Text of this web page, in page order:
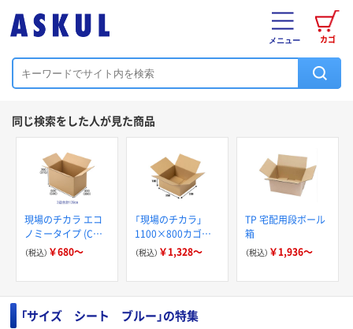
カゴ
メニュー
同じ検索をした人が見た商品
現場のチカラ エコ
ノミータイプ (Cラ
イナー) 軽梱包用ダ
（税込） ￥680～
「現場のチカラ」
1100×800カゴ台
車積載向けダンボー
ル アスクル
（税込） ￥1,328～
TP 宅配用段ボール
箱
（税込） ￥1,936～
「サイズ シート ブルー」の特集